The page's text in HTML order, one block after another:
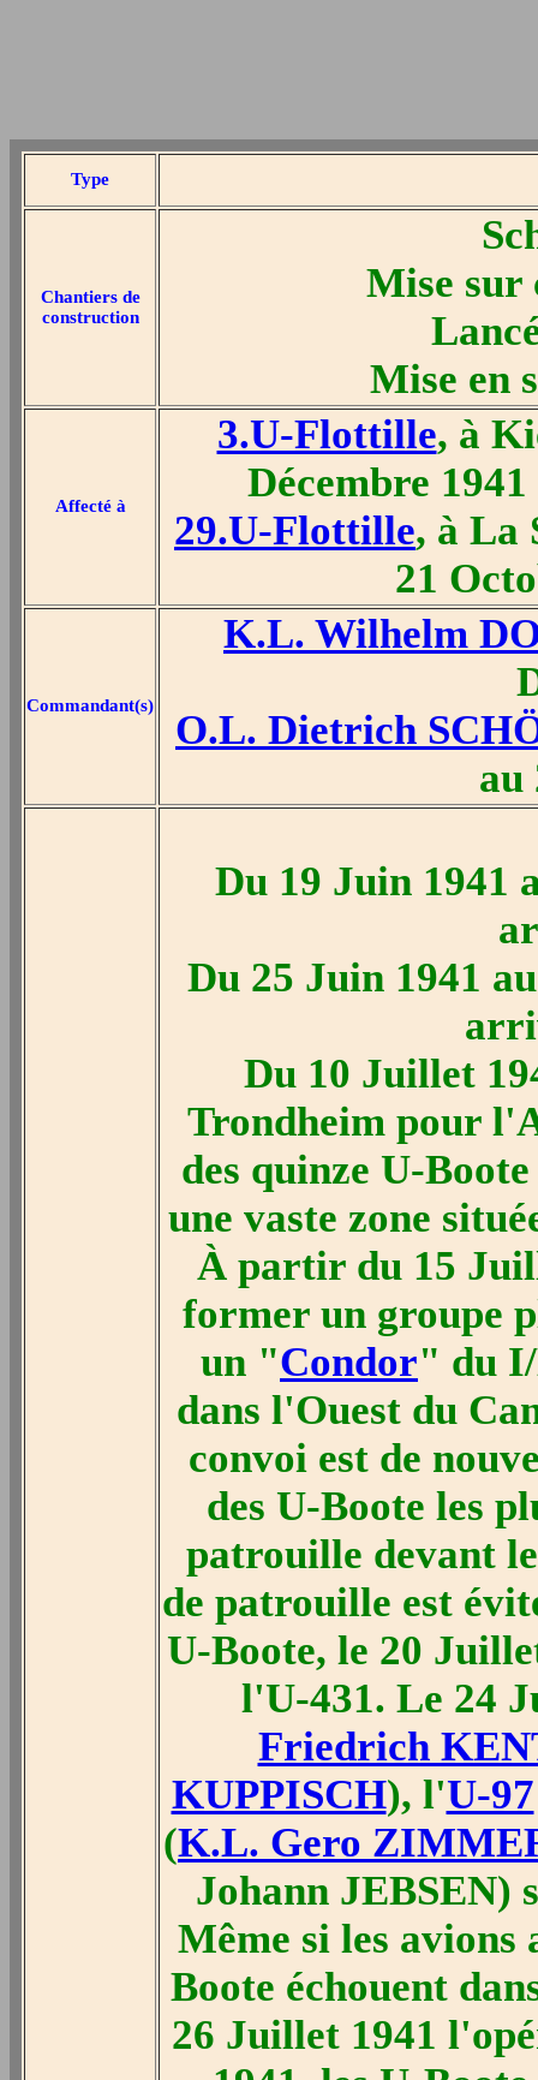
Type
Chantiers de
construction
Mise sur
Mise en
Affecté à
3.U-Flottille, à
Décembre
29.U-Flottille, à La
21
Commandant(s)
K.L. Wilhelm
O.L. Dietrich
au
Du 19 Juin 1941
Du 25 Juin 1941
Du 10 Juillet
Trondheim pour
des quinze U-
une vaste zone
À partir du 15
former un groupe
un "Condor" du
dans l'Ouest du
convoi est de
des U-Boote les
patrouille devant
de patrouille est
U-Boote, le 20
l'U-431. Le 24
Friedrich
KUPPISCH), l'U-97
(K.L. Gero
Johann JEBSEN)
Même si les avions
Boote échouent
26 Juillet 1941